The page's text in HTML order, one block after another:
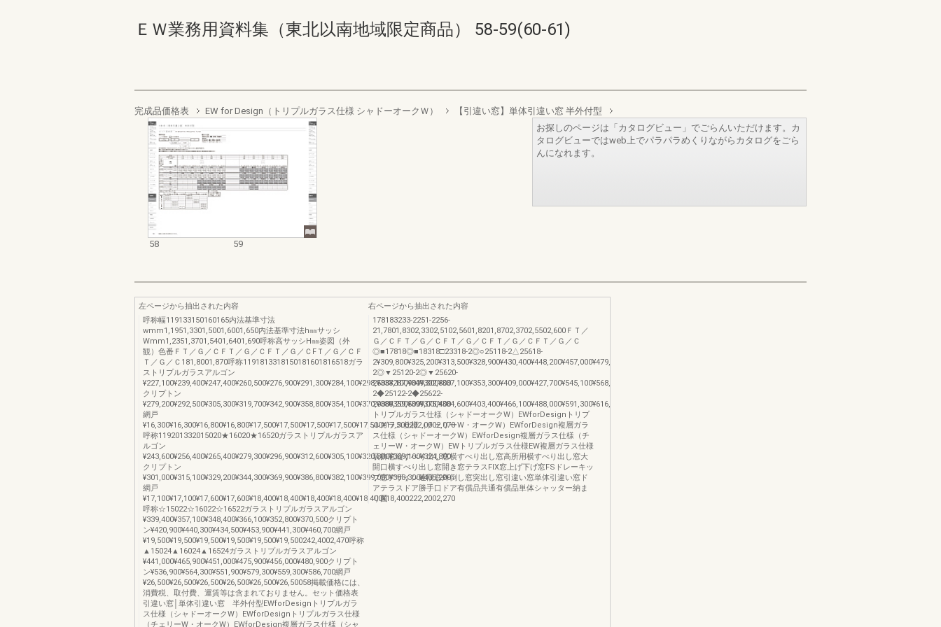
ＥＷ業務用資料集（東北以南地域限定商品） 58-59(60-61)
完成品価格表 EW for Design（トリプルガラス仕様 シャドーオークＷ） 【引違い窓】単体引違い窓 半外付型
58 59
お探しのページは「カタログビュー」でごらんいただけます。カ
タログビューではweb上でパラパラめくりながらカタログをごら
んになれます。
左ページから抽出された内容
呼称幅119133150160165内法基準寸法
wmm1,1951,3301,5001,6001,650内法基準寸法h㎜サッシ
Wmm1,2351,3701,5401,6401,690呼称高サッシH㎜姿図（外
観）色番ＦＴ／Ｇ／ＣＦＴ／Ｇ／ＣＦＴ／Ｇ／ＣFＴ／Ｇ／ＣＦ
Ｔ／Ｇ／Ｃ181,8001,870呼称1191813318150181601816518ガラ
ストリプルガラスアルゴン
¥227,100¥239,400¥247,400¥260,500¥276,900¥291,300¥284,100¥298,500¥287,900¥302,300
クリプトン
¥279,200¥292,500¥305,300¥319,700¥342,900¥358,800¥354,100¥370,000¥359,500¥375,400
網戸
¥16,300¥16,300¥16,800¥16,800¥17,500¥17,500¥17,500¥17,500¥17,500¥17,500202,0002,070
呼称119201332015020★16020★16520ガラストリプルガラスア
ルゴン
¥243,600¥256,400¥265,400¥279,300¥296,900¥312,600¥305,100¥320,800¥309,100¥324,800
クリプトン
¥301,000¥315,100¥329,200¥344,300¥369,900¥386,800¥382,100¥399,000¥388,300¥405,200
網戸
¥17,100¥17,100¥17,600¥17,600¥18,400¥18,400¥18,400¥18,400¥18,400¥18,400222,2002,270
呼称☆15022☆16022☆16522ガラストリプルガラスアルゴン
¥339,400¥357,100¥348,400¥366,100¥352,800¥370,500クリプト
ン¥420,900¥440,300¥434,500¥453,900¥441,300¥460,700網戸
¥19,500¥19,500¥19,500¥19,500¥19,500¥19,500242,4002,470呼称
▲15024▲16024▲16524ガラストリプルガラスアルゴン
¥441,000¥465,900¥451,000¥475,900¥456,000¥480,900クリプト
ン¥536,900¥564,300¥551,900¥579,300¥559,300¥586,700網戸
¥26,500¥26,500¥26,500¥26,500¥26,500¥26,50058掲載価格には、
消費税、取付費、運賃等は含まれておりません。セット価格表
引違い窓│単体引違い窓 半外付型EWforDesignトリプルガラ
ス仕様（シャドーオークW）EWforDesignトリプルガラス仕様
（チェリーW・オークW）EWforDesign複層ガラス仕様（シャ
右ページから抽出された内容
178183233-2251-2256-
21,7801,8302,3302,5102,5601,8201,8702,3702,5502,600ＦＴ／
Ｇ／ＣＦＴ／Ｇ／ＣＦＴ／Ｇ／ＣＦＴ／Ｇ／ＣＦＴ／Ｇ／Ｃ
◎■17818◎■18318□23318-2◎○25118-2△25618-
2◎▼25120-2◎▼25620-
2◆25122-2◆25622-
トリプルガラス仕様（シャドーオークW）EWforDesignトリプ
ルガラス仕様（チェリーW・オークW）EWforDesign複層ガラ
ス仕様（シャドーオークW）EWforDesign複層ガラス仕様（チ
ェリーW・オークW）EWトリプルガラス仕様EW複層ガラス仕様
装飾窓縦すべり出し窓横すべり出し窓高所用横すべり出し窓大
開口横すべり出し窓開き窓テラスFIX窓上げ下げ窓FSドレーキッ
プ窓デザイン連段窓外倒し窓突出し窓引違い窓単体引違い窓ド
アテラスドア勝手口ドア有償品共通有償品単体シャッター納ま
り図